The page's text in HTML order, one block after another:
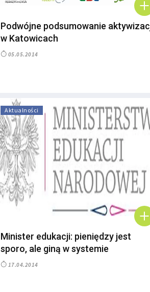
Podwójne podsumowanie
w Katowicach
05.05.2014
Aktualności
Minister edukacji: pieniędzy jest
sporo, ale giną w systemie
17.04.2014